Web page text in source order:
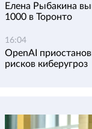
Елена Рыбакина
1000 в Торонто
16:04
OpenAI
рисков киберугроз